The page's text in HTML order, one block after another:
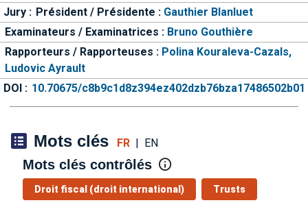
Jury : Président / Présidente : Gauthier Blanluet
Examinateurs / Examinatrices : Bruno Gouthière
Rapporteurs / Rapporteuses : Polina Kouraleva-Cazals,
Ludovic Ayrault
DOI : 10.70675/c8b9c1d8z394ez402dzb76bza17486502b01
Mots clés FR | EN
Mots clés contrôlés
Droit fiscal (droit international) Trusts